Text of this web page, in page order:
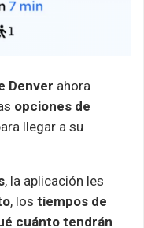
Denver ahora
opciones de
llegar a su
, la aplicación les
, los tiempos de
cuánto tendrán